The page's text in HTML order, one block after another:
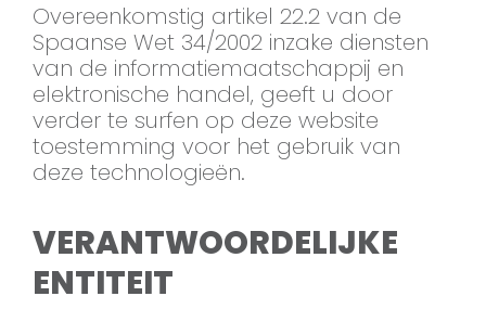
Overeenkomstig artikel 22.2 van de
Spaanse Wet 34/2002 inzake diensten
van de informatiemaatschappij en
elektronische handel, geeft u door
verder te surfen op deze website
toestemming voor het gebruik van
deze technologieën.
VERANTWOORDELIJKE
ENTITEIT